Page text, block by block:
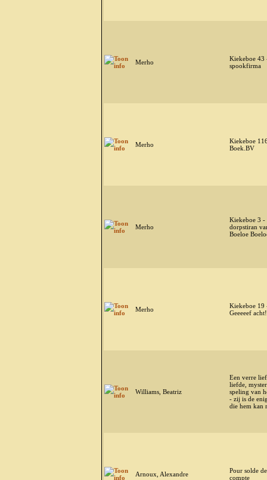
Merho
Kiekeboe 43
spookfirma
Merho
Kiekeboe
Boek.BV
Merho
Kiekeboe 3 -
dorpstiran
Boeloe
Merho
Kiekeboe 19
Geeeeef acht!
Williams, Beatriz
Een verre
liefde,
speling van
- zij is de
die hem kan
Arnoux, Alexandre
Pour solde
compte